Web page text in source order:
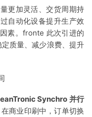
更加灵活、交货周期持
自动化设备提升生产效
素。fronte 此次引进的
质量、减少浪费、提升
nic Synchro 并行
商业印刷中，订单切换